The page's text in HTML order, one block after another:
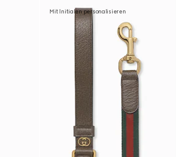
Mit Initialen personalisieren